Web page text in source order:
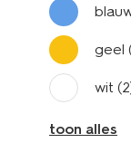
geel
wit
toon alles